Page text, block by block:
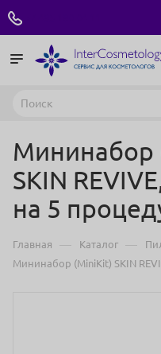
Мининабор
SKIN
на 5
Главная — Каталог —
Мининабор (MiniKit) SKIN